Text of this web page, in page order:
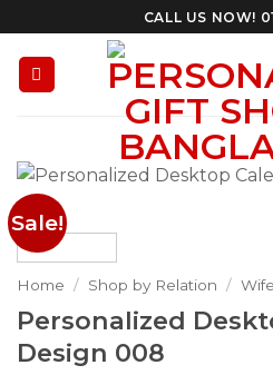
to
content
CALL US NOW!
Sale!
Home / Shop by Relation / Wife
Personalized
Design 008